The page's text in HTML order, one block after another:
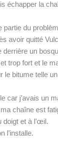
échapper la
partie du
avoir quitté
un
trop fort et le
le bitume telle
car j’avais un
chaîne est
doigt et à l’œil.
l’installe.